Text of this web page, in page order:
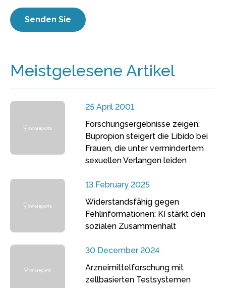
Meistgelesene Artikel
25 April 2001
Forschungsergebnisse zeigen:
Bupropion steigert die Libido bei
Frauen, die unter vermindertem
sexuellen Verlangen leiden
13 February 2025
Widerstandsfähig gegen
Fehlinformationen: KI stärkt den
sozialen Zusammenhalt
30 December 2024
Arzneimittelforschung mit
zellbasierten Testsystemen